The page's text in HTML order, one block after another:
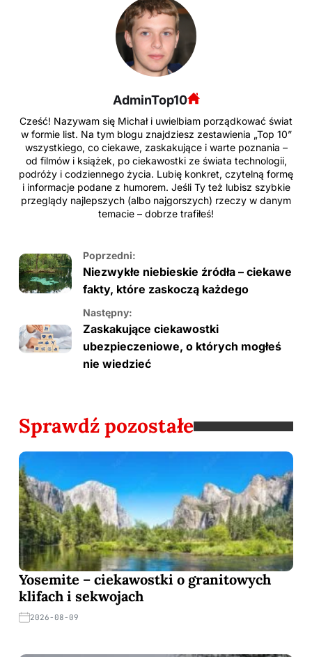
AdminTop10
Cześć! Nazywam się Michał i uwielbiam porządkować świat
w formie list. Na tym blogu znajdziesz zestawienia „Top 10”
wszystkiego, co ciekawe, zaskakujące i warte poznania –
od filmów i książek, po ciekawostki ze świata technologii,
podróży i codziennego życia. Lubię konkret, czytelną formę
i informacje podane z humorem. Jeśli Ty też lubisz szybkie
przeglądy najlepszych (albo najgorszych) rzeczy w danym
temacie – dobrze trafiłeś!
Poprzedni:
Niezwykłe niebieskie źródła – ciekawe
fakty, które zaskoczą każdego
Następny:
Zaskakujące ciekawostki
ubezpieczeniowe, o których mogłeś
nie wiedzieć
Sprawdź pozostałe
Yosemite – ciekawostki o granitowych
klifach i sekwojach
2026-08-09